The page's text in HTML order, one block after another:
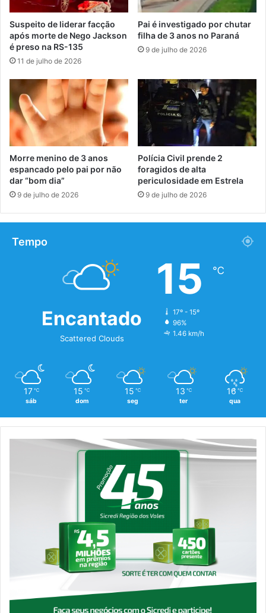
Suspeito de liderar facção
após morte de Nego Jackson
é preso na RS-135
11 de julho de 2026
Pai é investigado por chutar
filha de 3 anos no Paraná
9 de julho de 2026
Morre menino de 3 anos
espancado pelo pai por não
dar “bom dia”
9 de julho de 2026
Polícia Civil prende 2
foragidos de alta
periculosidade em Estrela
9 de julho de 2026
Tempo
Encantado
Scattered Clouds
15 ℃
17º - 15º
96%
1.46 km/h
17 ℃
sáb
15 ℃
dom
15 ℃
seg
13 ℃
ter
16 ℃
qua